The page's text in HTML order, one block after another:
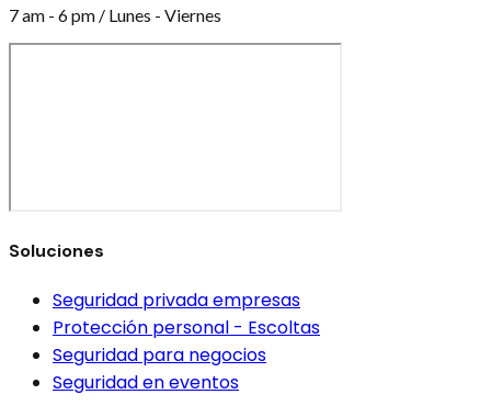
7 am - 6 pm / Lunes - Viernes
Soluciones
Seguridad privada empresas
Protección personal - Escoltas
Seguridad para negocios
Seguridad en eventos